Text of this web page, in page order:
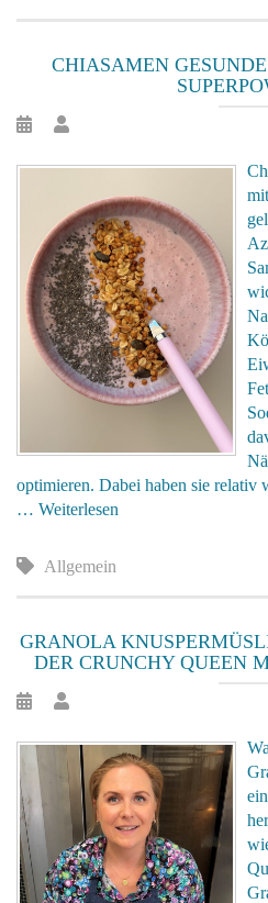
CHIASAMEN
optimieren. Dabei haben sie relativ
… Weiterlesen
Allgemein
GRANOLA
DER CRUNCHY QUEEN